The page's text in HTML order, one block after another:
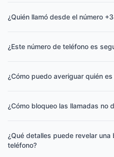
¿Quién llamó desde el número
¿Este número de teléfono es
¿Cómo puedo averiguar quién
¿Cómo bloqueo las llamadas no
¿Qué detalles puede revelar
teléfono?